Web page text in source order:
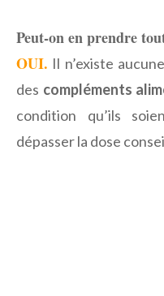
Peut-on en prendre
OUI. Il n’existe
des compléments
condition qu’ils
dépasser la dose